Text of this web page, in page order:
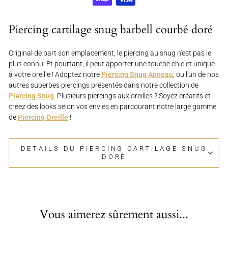
Piercing cartilage snug barbell courbé doré
Original de part son emplacement, le piercing au snug n'est pas le
plus connu. Et pourtant, il peut apporter une touche chic et unique
à votre oreille ! Adoptez notre Piercing Snug Anneau, ou l'un de nos
autres superbes piercings présentés dans notre collection de
Piercing Snug. Plusieurs piercings aux oreilles ? Soyez créatifs et
créez des looks selon vos envies en parcourant notre large gamme
de Piercing Oreille !
DETAILS DU PIERCING CARTILAGE SNUG
DORÉ
Vous aimerez sûrement aussi...